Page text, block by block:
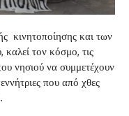
κινητοποίησης και των
τον κόσμο, τις
νησιού να συμμετέχουν
που από χθες